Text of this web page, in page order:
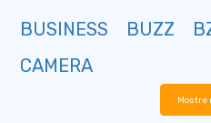
BUSINESS
BUZZ
CAMERA
Mostre